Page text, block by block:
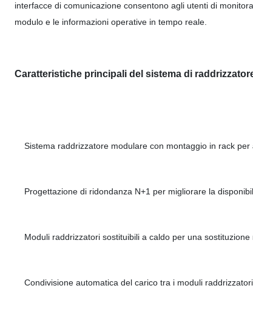
interfacce di comunicazione consentono agli utenti di
modulo e le informazioni operative in tempo reale.
Caratteristiche principali del sistema di
Sistema raddrizzatore modulare con montaggio in rack
Progettazione di ridondanza N+1 per migliorare la
Moduli raddrizzatori sostituibili a caldo per una
Condivisione automatica del carico tra i moduli raddrizzatori